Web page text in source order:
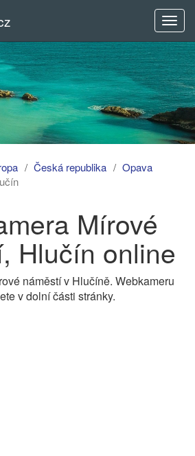
menu
Česká republika
Opava
Mírové
Hlučín online
náměstí v Hlučíně. Webkameru
v dolní části stránky.